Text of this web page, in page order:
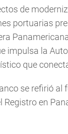
de
portuarias
impulsa la
que
se refirió
Registro en